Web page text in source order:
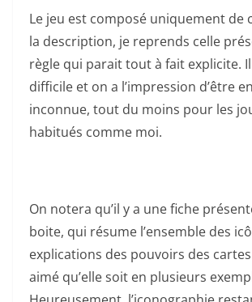
Le jeu est composé uniquement de
la description, je reprends celle
règle qui parait tout à fait explicite. Il
difficile et on a l’impression d’être
inconnue, tout du moins pour les
habitués comme moi.
On notera qu’il y a une fiche
boite, qui résume l’ensemble des
explications des pouvoirs des
aimé qu’elle soit en plusieurs